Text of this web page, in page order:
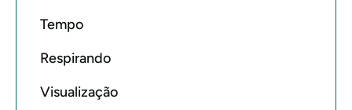
Tempo
Respirando
Visualização